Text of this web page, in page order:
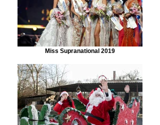
Miss Supranational 2019